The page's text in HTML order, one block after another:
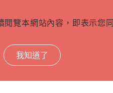
覽本網站內容，即表示
我知道了